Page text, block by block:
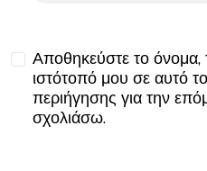
Αποθηκεύστε το όνομα,
ιστότοπό μου σε αυτό
περιήγησης για την
σχολιάσω.